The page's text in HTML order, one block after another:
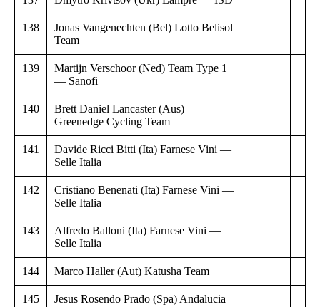
138
Jonas Vangenechten (Bel) Lotto Belisol
Team
139
Martijn Verschoor (Ned) Team Type 1
— Sanofi
140
Brett Daniel Lancaster (Aus)
Greenedge Cycling Team
141
Davide Ricci Bitti (Ita) Farnese Vini —
Selle Italia
142
Cristiano Benenati (Ita) Farnese Vini —
Selle Italia
143
Alfredo Balloni (Ita) Farnese Vini —
Selle Italia
144 Marco Haller (Aut) Katusha Team
145 Jesus Rosendo Prado (Spa) Andalucia